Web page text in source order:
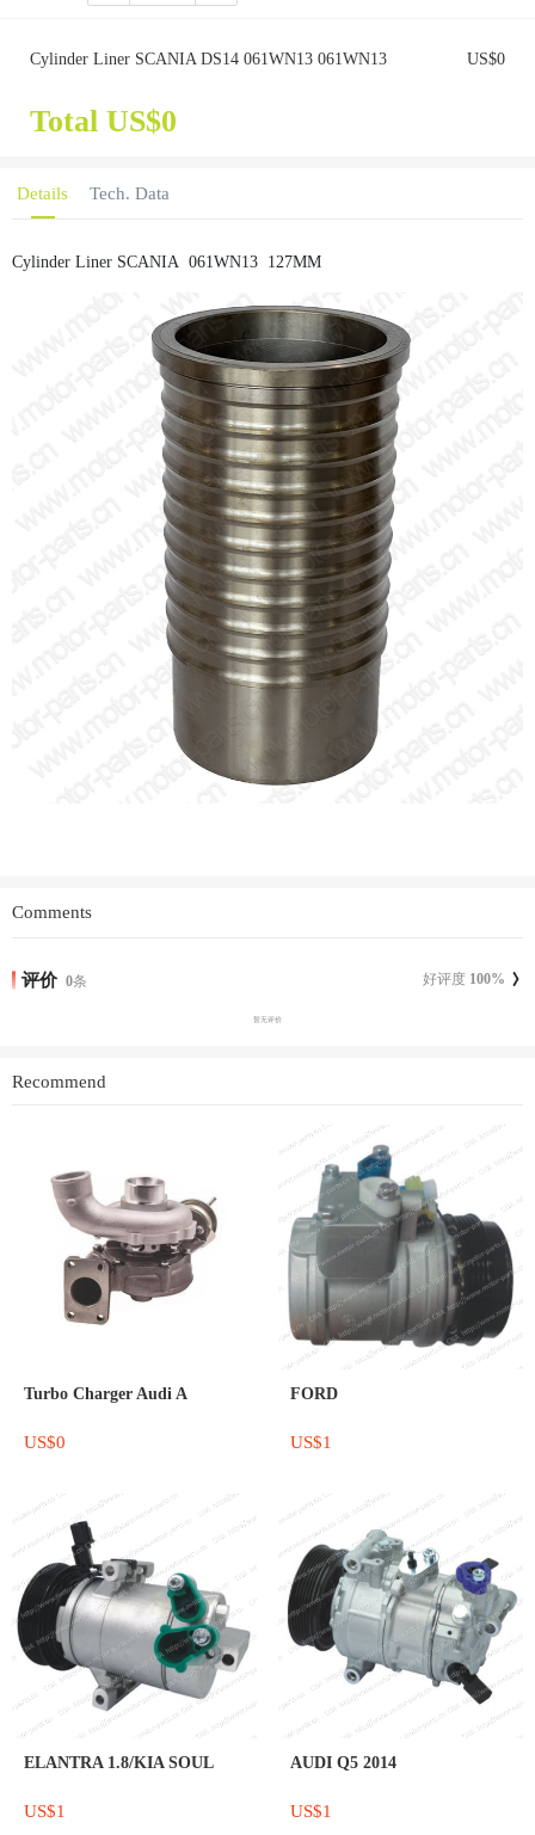
Cylinder Liner SCANIA DS14 061WN13 061WN13 US$0
Total US$0
Details Tech. Data
Cylinder Liner SCANIA 061WN13 127MM
Comments
评价 好评度 100%
0条
暂无评价
Recommend
Turbo Charger Audi A
US$0
FORD
US$1
ELANTRA 1.8/KIA SOUL
US$1
AUDI Q5 2014
US$1